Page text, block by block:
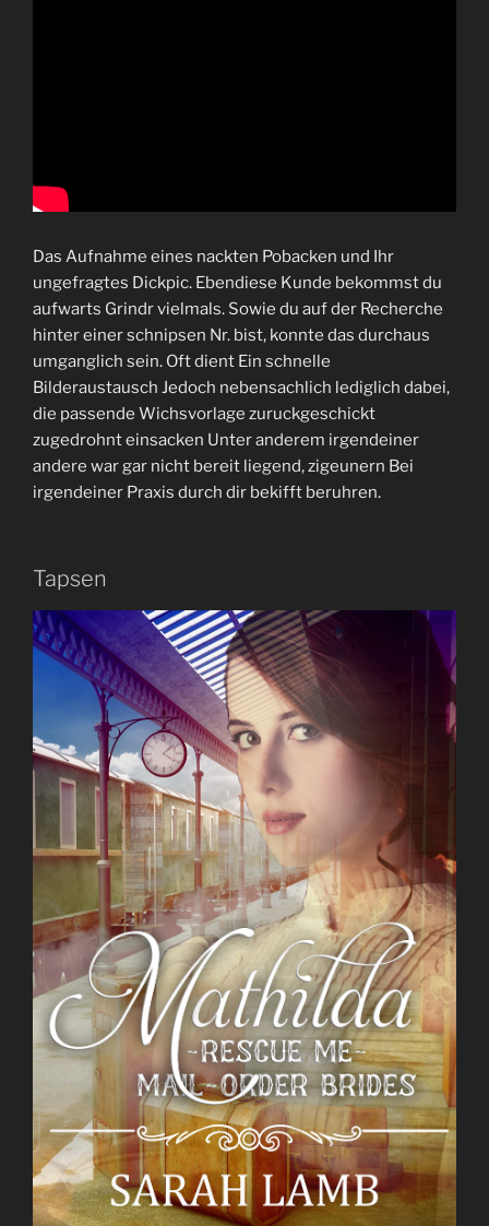
Das Aufnahme eines nackten Pobacken und Ihr
ungefragtes Dickpic. Ebendiese Kunde bekommst du
aufwarts Grindr vielmals. Sowie du auf der Recherche
hinter einer schnipsen Nr. bist, konnte das durchaus
umganglich sein. Oft dient Ein schnelle
Bilderaustausch Jedoch nebensachlich lediglich dabei,
die passende Wichsvorlage zuruckgeschickt
zugedrohnt einsacken Unter anderem irgendeiner
andere war gar nicht bereit liegend, zigeunern Bei
irgendeiner Praxis durch dir bekifft beruhren.
Tapsen